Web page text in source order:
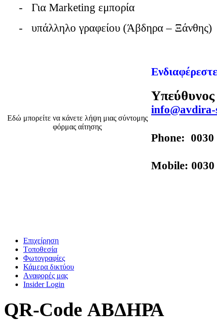
- Για Marketing εμπορία
- υπάλληλο γραφείου (Άβδηρα – Ξάνθης)
Εδώ μπορείτε να κάνετε λήψη μιας σύντομης
φόρμας αίτησης
Υπεύθυνος
info@avdira-
Phone: 0030
Mobile: 0030
Επιχείρηση
Tοποθεσία
Φωτογραφίες
Κάμερα δικτύου
Aναφορές μας
Insider Login
QR-Code ΑΒΔΗΡΑ